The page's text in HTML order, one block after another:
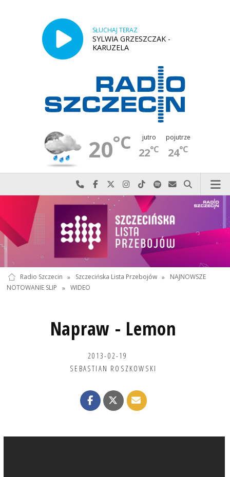
SŁUCHAJ TERAZ
SYLWIA GRZESZCZAK -
KARUZELA
20°C jutro
22°C
pojutrze
24°C
Najlepiej po prostu do nas zadzwoń
Odwiedź nas na Facebook-u
Odwiedź nas na X
Odwiedź nas na Instagram-ie
Odwiedź nas na TikTok-u
Szukaj nas na Spotify
Wyślij do nas
Szukaj
Radio Szczecin » Szczecińska Lista Przebojów »
NAJNOWSZE
NOTOWANIE SLIP
» WIDEO
Napraw - Lemon
2013-02-19
SEBASTIAN ROSZKOWSKI